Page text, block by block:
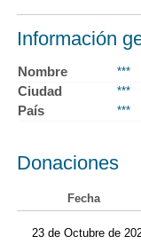
Iniciar sesión
Contáctenos
Información
Nombre ***
Ciudad
***
País
***
Donaciones
Fecha
23 de Octubre de